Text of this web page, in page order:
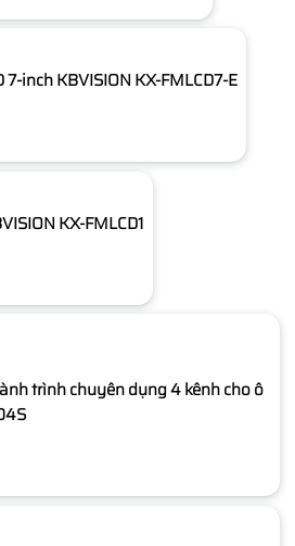
inch KBVISION KX-FMLCD7-E
KX-FMLCD1
trình chuyên dụng 4 kênh cho ô